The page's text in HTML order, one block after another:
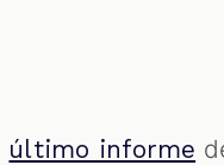
último informe